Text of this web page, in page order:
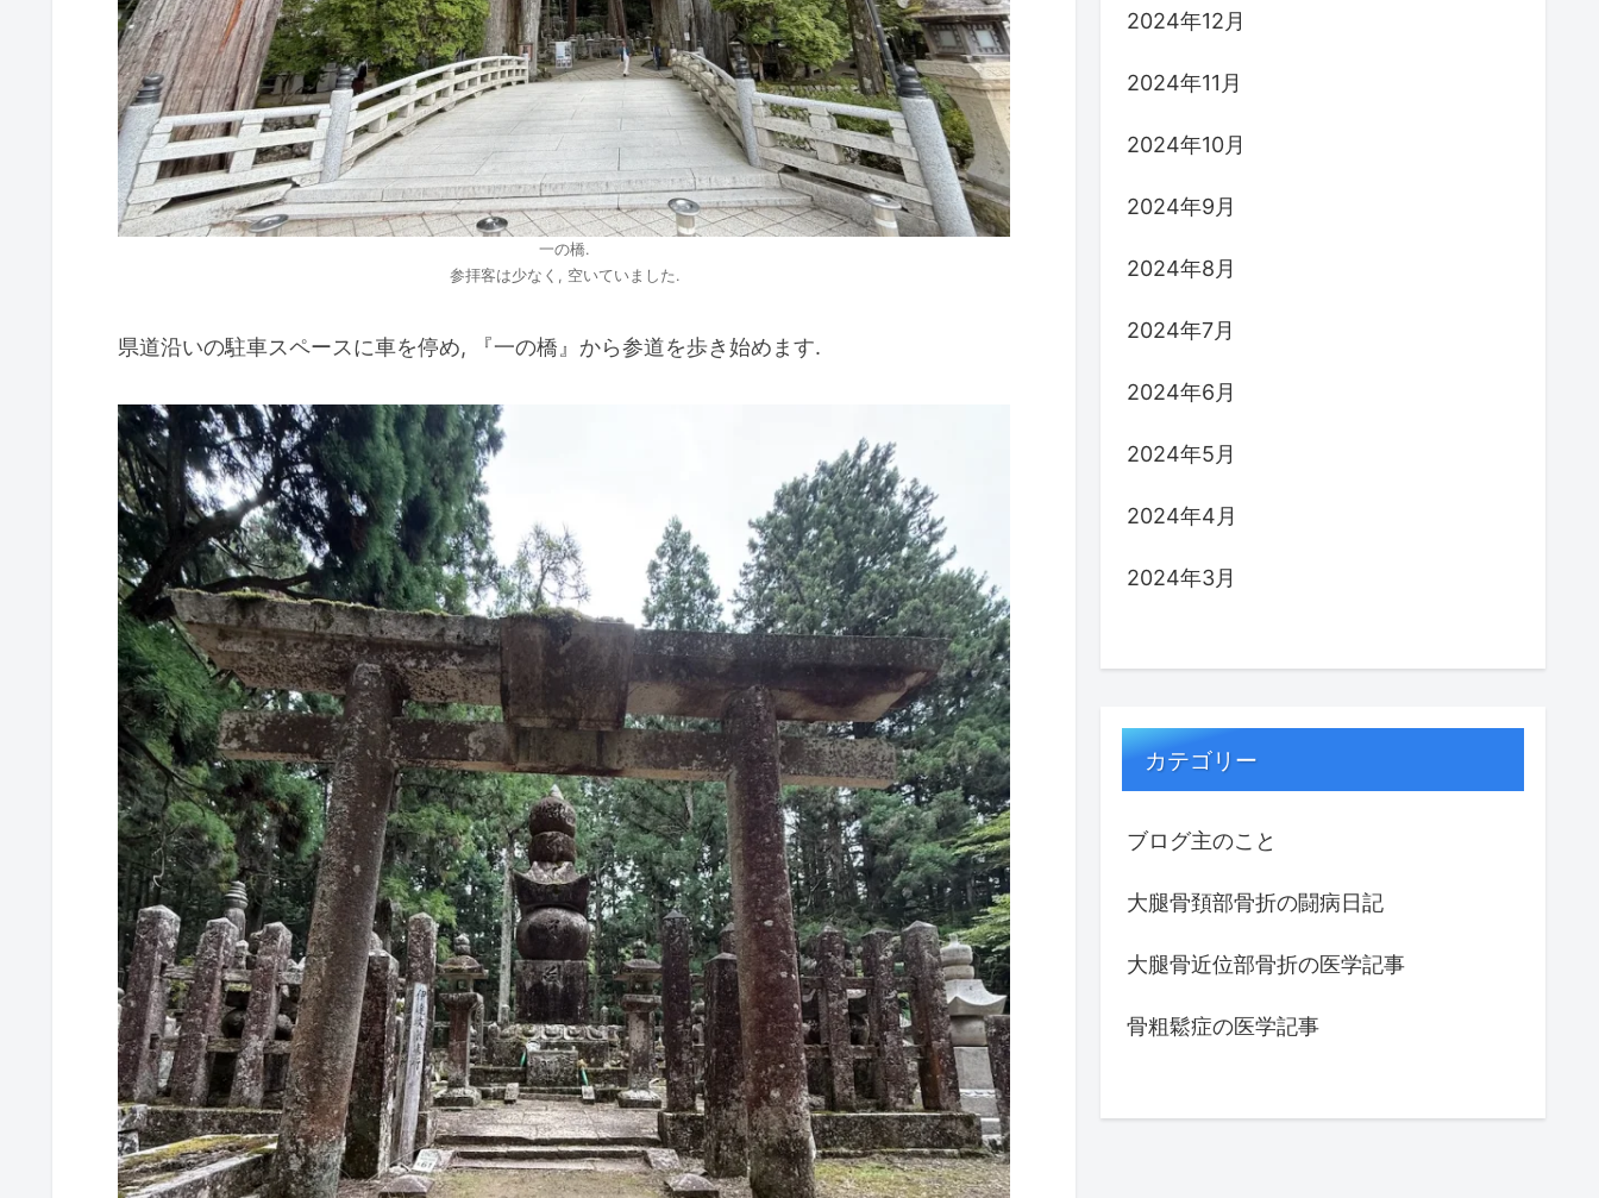
一の橋.
参拝客は少なく, 空いていました.
県道沿いの駐車スペースに車を停め, 『一の橋』から参道を歩き始めます.
2024年12月
2024年11月
2024年10月
2024年9月
2024年8月
2024年7月
2024年6月
2024年5月
2024年4月
2024年3月
カテゴリー
ブログ主のこと
大腿骨頚部骨折の闘病日記
大腿骨近位部骨折の医学記事
骨粗鬆症の医学記事